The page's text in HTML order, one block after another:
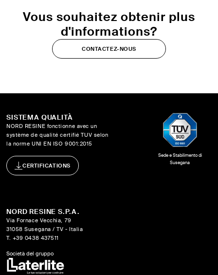
Vous souhaitez obtenir plus
d'informations?
CONTACTEZ-NOUS
Sede e Stabilimento di
Susegana
SISTEMA QUALITÀ
NORD RESINE fonctionne avec un
système de qualité certifié TUV selon
la norme UNI EN ISO 9001:2015
CERTIFICATIONS
NORD RESINE S.P.A.
Via Fornace Vecchia, 79
31058 Susegana / TV - Italia
T. +39 0438 437511
Società del gruppo